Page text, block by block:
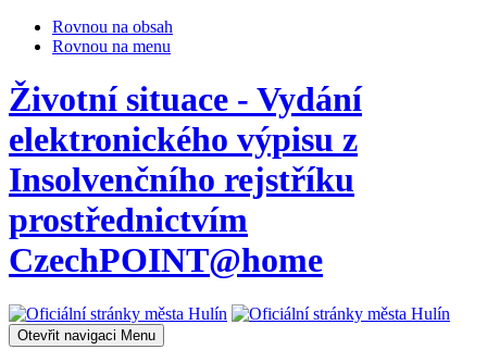
Rovnou na obsah
Rovnou na menu
Životní situace - Vydání
elektronického výpisu z
Insolvenčního rejstříku
prostřednictvím
CzechPOINT@home
Otevřit navigaci Menu